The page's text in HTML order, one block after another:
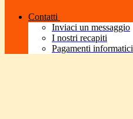
Contatti
Inviaci un messaggio
I nostri recapiti
Pagamenti informatici